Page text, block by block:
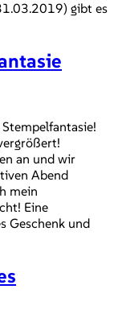
gibt es
an und wir
Abend
mein
Eine
Geschenk und